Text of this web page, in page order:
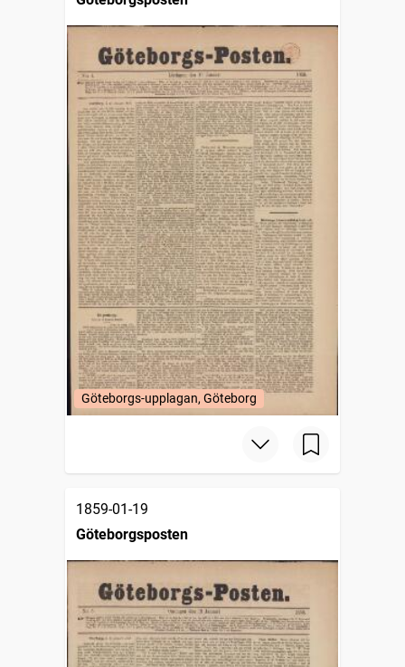
Göteborgs-upplagan, Göteborg
1859-01-19
Göteborgsposten